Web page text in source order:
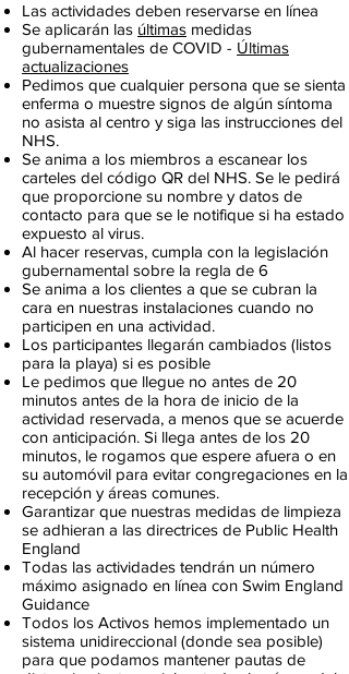
Las actividades deben reservarse en línea
Se aplicarán las últimas medidas
gubernamentales de COVID - Últimas
actualizaciones
Pedimos que cualquier persona que se sienta
enferma o muestre signos de algún síntoma
no asista al centro y siga las instrucciones del
NHS.
Se anima a los miembros a escanear los
carteles del código QR del NHS. Se le pedirá
que proporcione su nombre y datos de
contacto para que se le notifique si ha estado
expuesto al virus.
Al hacer reservas, cumpla con la legislación
gubernamental sobre la regla de 6
Se anima a los clientes a que se cubran la
cara en nuestras instalaciones cuando no
participen en una actividad.
Los participantes llegarán cambiados (listos
para la playa) si es posible
Le pedimos que llegue no antes de 20
minutos antes de la hora de inicio de la
actividad reservada, a menos que se acuerde
con anticipación. Si llega antes de los 20
minutos, le rogamos que espere afuera o en
su automóvil para evitar congregaciones en la
recepción y áreas comunes.
Garantizar que nuestras medidas de limpieza
se adhieran a las directrices de Public Health
England
Todas las actividades tendrán un número
máximo asignado en línea con Swim England
Guidance
Todos los Activos hemos implementado un
sistema unidireccional (donde sea posible)
para que podamos mantener pautas de